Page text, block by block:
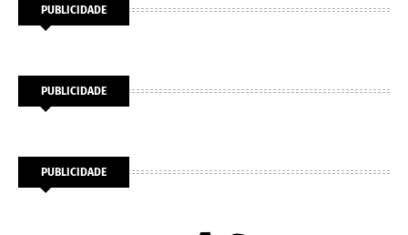
PUBLICIDADE
PUBLICIDADE
PUBLICIDADE